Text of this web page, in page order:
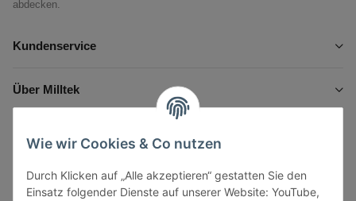
Wie wir Cookies & Co nutzen
Durch Klicken auf „Alle akzeptieren“ gestatten Sie den
Einsatz folgender Dienste auf unserer Website: YouTube,
abdecken.
Kundenservice
Über Milltek
Gesetzliche Informationen